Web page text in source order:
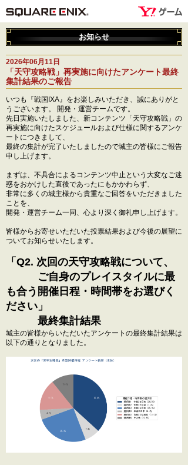
お知らせ
2026年06月11日
「天守攻略戦」再実施に向けたアンケート最終
集計結果のご報告
いつも『戦国IXA』をお楽しみいただき、誠にありがと
うございます。 開発・運営チームです。
先日実施いたしました、新コンテンツ「天守攻略戦」の
再実施に向けたスケジュールおよび仕様に関するアンケ
ートにつきまして、
最終の集計が完了いたしましたので城主の皆様にご報告
申し上げます。
まずは、不具合によるコンテンツ中止という大変なご迷
惑をおかけした直後であったにもかかわらず、
非常に多くの城主様から貴重なご回答をいただきました
ことを、
開発・運営チーム一同、心より深く御礼申し上げます。
皆様からお寄せいただいた投票結果および今後の展望に
ついてお知らせいたします。
「Q2. 次回の天守攻略戦について、
ご自身のプレイスタイルに最
も合う開催日程・時間帯をお選びく
ださい」
最終集計結果
城主の皆様からいただいたアンケートの最終集計結果は
以下の通りとなりました。